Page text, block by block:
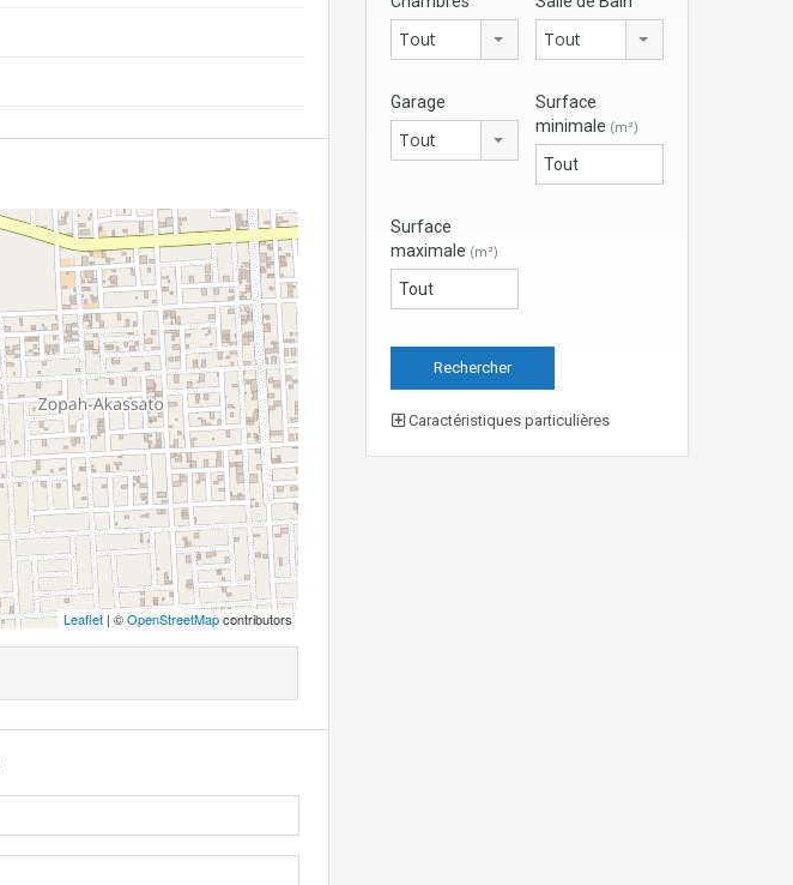
Leaflet | ©OpenStreetMapcontributors
Tout Tout
Garage
Tout
Surface
minimale (m²)
Surface
maximale (m²)
Caractéristiques particulières